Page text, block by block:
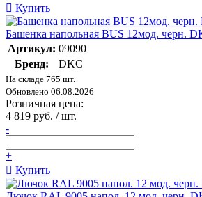
Купить
Башенка напольная BUS 12мод. черн.
Артикул: 09090
Бренд:
DKC
На складе 765 шт.
Обновлено 06.08.2026
Розничная цена:
4 819 руб. / шт.
-
+
Купить